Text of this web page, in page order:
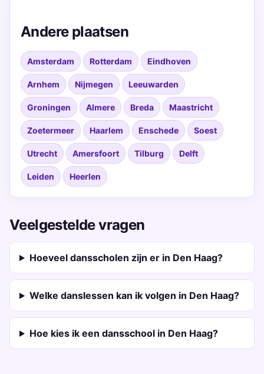
Andere plaatsen
Amsterdam Rotterdam Eindhoven
Arnhem Nijmegen Leeuwarden
Groningen Almere Breda Maastricht
Zoetermeer Haarlem Enschede Soest
Utrecht Amersfoort Tilburg Delft
Leiden Heerlen
Veelgestelde vragen
Hoeveel dansscholen zijn er in Den Haag?
Welke danslessen kan ik volgen in Den Haag?
Hoe kies ik een dansschool in Den Haag?